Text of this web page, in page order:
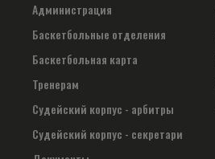
Администрация
Баскетбольные отделения
Баскетбольная карта
Тренерам
Судейский корпус - арбитры
Судейский корпус - секретари